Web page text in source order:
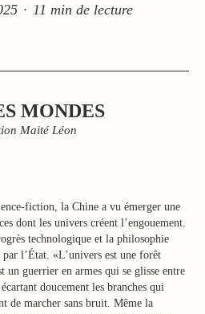
· 11 min de lecture
MONDES
Maité Léon
fiction, la Chine a vu émerger une
dont les univers créent l’engouement.
technologique et la philosophie
par l’État. «L’univers est une forêt
un guerrier en armes qui se glisse entre
doucement les branches qui
de marcher sans bruit. Même la